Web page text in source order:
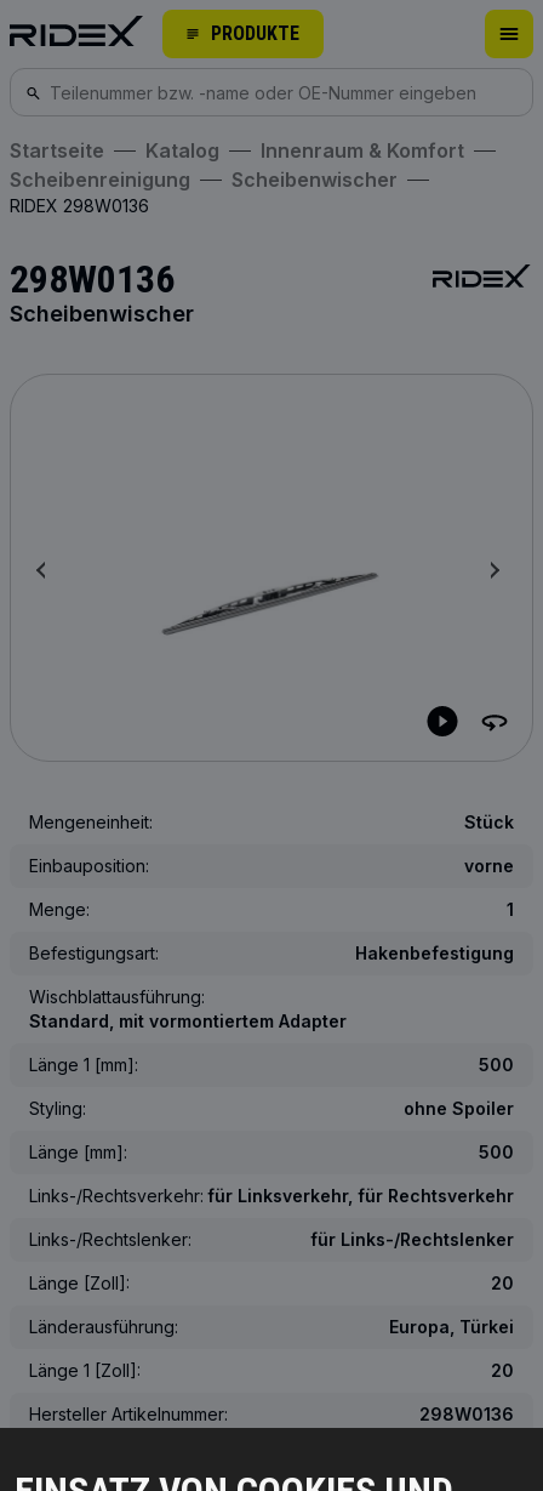
PRODUKTE
Startseite Katalog
Innenraum & Komfort
Scheibenreinigung
Scheibenwischer
RIDEX 298W0136
298W0136
Scheibenwischer
Mengeneinheit: Stück
Einbauposition: vorne
Menge: 1
Befestigungsart: Hakenbefestigung
Wischblattausführung:
Standard, mit vormontiertem Adapter
Länge 1 [mm]: 500
Styling: ohne Spoiler
Länge [mm]: 500
Links-/Rechtsverkehr: für Linksverkehr, für Rechtsverkehr
Links-/Rechtslenker: für Links-/Rechtslenker
Länge [Zoll]: 20
Länderausführung: Europa, Türkei
Länge 1 [Zoll]: 20
Hersteller Artikelnummer: 298W0136